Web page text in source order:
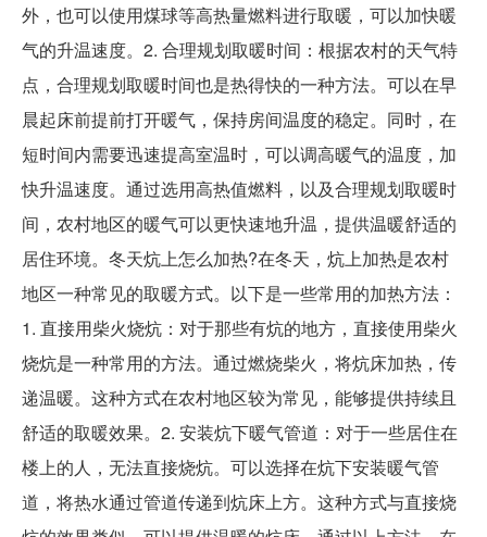
外，也可以使用煤球等高热量燃料进行取暖，可以加快暖
气的升温速度。2. 合理规划取暖时间：根据农村的天气特
点，合理规划取暖时间也是热得快的一种方法。可以在早
晨起床前提前打开暖气，保持房间温度的稳定。同时，在
短时间内需要迅速提高室温时，可以调高暖气的温度，加
快升温速度。通过选用高热值燃料，以及合理规划取暖时
间，农村地区的暖气可以更快速地升温，提供温暖舒适的
居住环境。冬天炕上怎么加热?在冬天，炕上加热是农村
地区一种常见的取暖方式。以下是一些常用的加热方法：
1. 直接用柴火烧炕：对于那些有炕的地方，直接使用柴火
烧炕是一种常用的方法。通过燃烧柴火，将炕床加热，传
递温暖。这种方式在农村地区较为常见，能够提供持续且
舒适的取暖效果。2. 安装炕下暖气管道：对于一些居住在
楼上的人，无法直接烧炕。可以选择在炕下安装暖气管
道，将热水通过管道传递到炕床上方。这种方式与直接烧